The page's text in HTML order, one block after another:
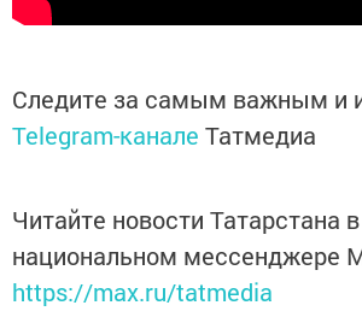
Следите за самым важным и
Telegram-канале Татмедиа
Читайте новости Татарстана в
национальном мессенджере
https://max.ru/tatmedia